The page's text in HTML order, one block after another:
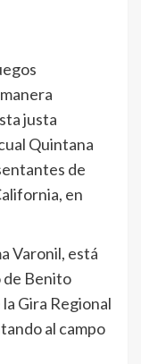
justa
Quintana
de
en
Varonil, está
de Benito
Gira Regional
al campo